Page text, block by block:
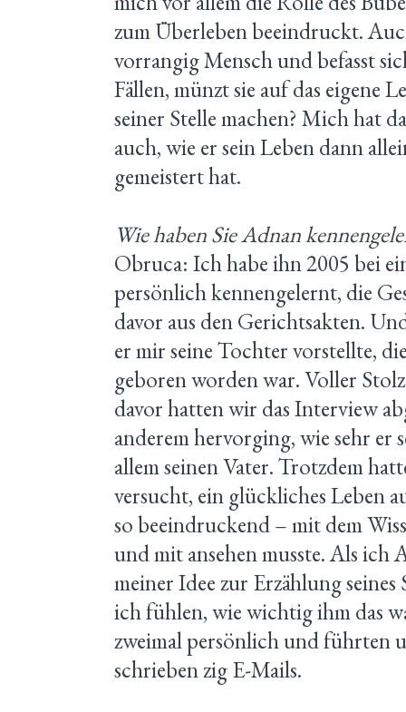
zum Überleben beeindruckt.
vorrangig Mensch und befasst
Fällen, münzt sie auf das eigene
seiner Stelle machen? Mich hat
auch, wie er sein Leben dann
gemeistert hat.
Wie haben Sie Adnan
Obruca: Ich habe ihn 2005 bei
persönlich kennengelernt, die
davor aus den Gerichtsakten.
er mir seine Tochter vorstellte,
geboren worden war. Voller
davor hatten wir das Interview
anderem hervorging, wie sehr er
allem seinen Vater. Trotzdem
versucht, ein glückliches Leben
so beeindruckend – mit dem
und mit ansehen musste. Als ich
meiner Idee zur Erzählung
ich fühlen, wie wichtig ihm das
zweimal persönlich und führten
schrieben zig E-Mails.